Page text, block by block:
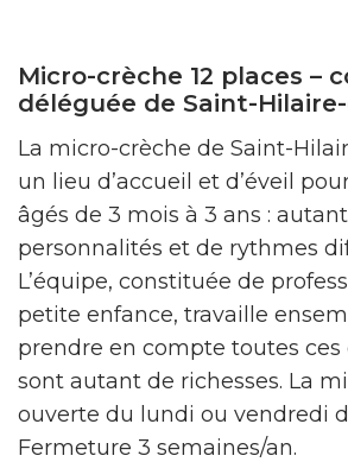
Micro-crèche 12 places –
déléguée de Saint-
La micro-crèche de Saint-
un lieu d’accueil et d’éveil
âgés de 3 mois à 3 ans : autant
personnalités et de rythmes
L’équipe, constituée de
petite enfance, travaille
prendre en compte toutes ces
sont autant de richesses. La
ouverte du lundi ou vendredi
Fermeture 3 semaines/an.